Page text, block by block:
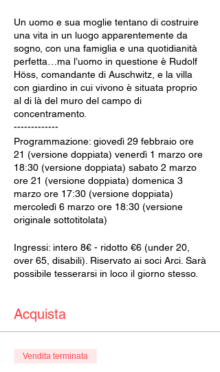
Un uomo e sua moglie tentano di costruire
una vita in un luogo apparentemente da
sogno, con una famiglia e una quotidianità
perfetta…ma l’uomo in questione è Rudolf
Höss, comandante di Auschwitz, e la villa
con giardino in cui vivono è situata proprio
al di là del muro del campo di
concentramento.
-------------
Programmazione: giovedì 29 febbraio ore
21 (versione doppiata) venerdì 1 marzo ore
18:30 (versione doppiata) sabato 2 marzo
ore 21 (versione doppiata) domenica 3
marzo ore 17:30 (versione doppiata)
mercoledì 6 marzo ore 18:30 (versione
originale sottotitolata)
Ingressi: intero 8€ - ridotto €6 (under 20,
over 65, disabili). Riservato ai soci Arci. Sarà
possibile tesserarsi in loco il giorno stesso.
Acquista
Vendita terminata